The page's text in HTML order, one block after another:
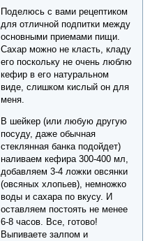
Поделюсь с вами рецептиком
для отличной подпитки между
основными приемами пищи.
Сахар можно не класть, кладу
его поскольку не очень люблю
кефир в его натуральном
виде, слишком кислый он для
меня.
В шейкер (или любую другую
посуду, даже обычная
стеклянная банка подойдет)
наливаем кефира 300-400 мл,
добавляем 3-4 ложки овсянки
(овсяных хлопьев), немножко
воды и сахара по вкусу. И
оставляем постоять не менее
6-8 часов. Все, готово!
Выпиваете залпом и